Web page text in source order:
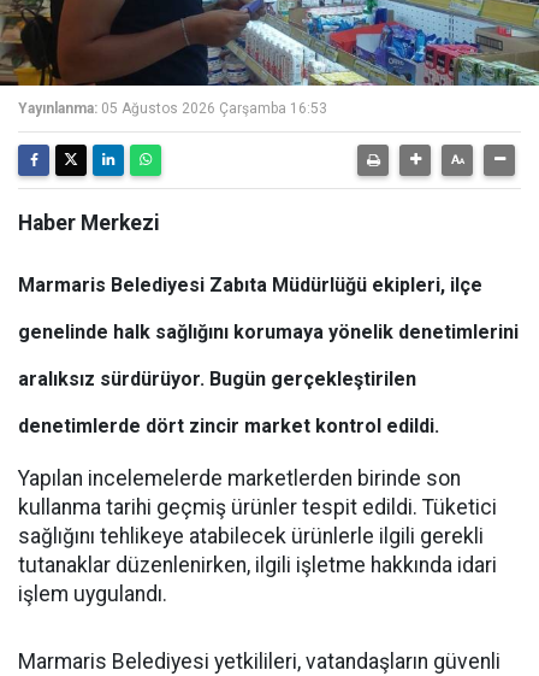
Yayınlanma: 05 Ağustos 2026 Çarşamba 16:53
Haber Merkezi
Marmaris Belediyesi Zabıta Müdürlüğü ekipleri, ilçe
genelinde halk sağlığını korumaya yönelik denetimlerini
aralıksız sürdürüyor. Bugün gerçekleştirilen
denetimlerde dört zincir market kontrol edildi.
Yapılan incelemelerde marketlerden birinde son
kullanma tarihi geçmiş ürünler tespit edildi. Tüketici
sağlığını tehlikeye atabilecek ürünlerle ilgili gerekli
tutanaklar düzenlenirken, ilgili işletme hakkında idari
işlem uygulandı.
Marmaris Belediyesi yetkilileri, vatandaşların güvenli